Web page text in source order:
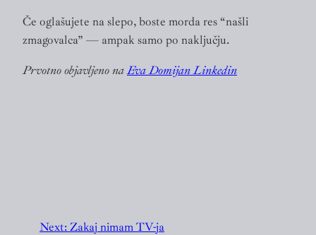
Če oglašujete na slepo, boste morda res “našli
zmagovalca” — ampak samo po naključju.
Prvotno objavljeno naEva Domijan Linkedin
Next:Zakaj nimam TV-ja